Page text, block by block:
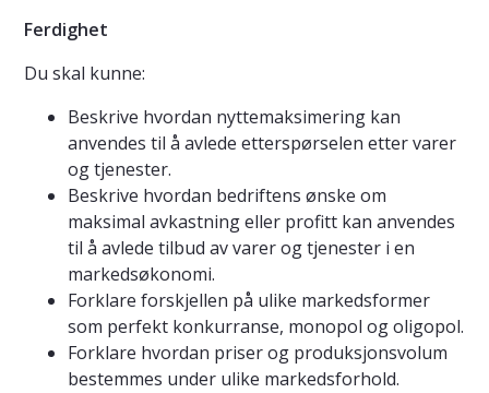
Ferdighet
Du skal kunne:
Beskrive hvordan nyttemaksimering kan
anvendes til å avlede etterspørselen etter varer
og tjenester.
Beskrive hvordan bedriftens ønske om
maksimal avkastning eller profitt kan anvendes
til å avlede tilbud av varer og tjenester i en
markedsøkonomi.
Forklare forskjellen på ulike markedsformer
som perfekt konkurranse, monopol og oligopol.
Forklare hvordan priser og produksjonsvolum
bestemmes under ulike markedsforhold.